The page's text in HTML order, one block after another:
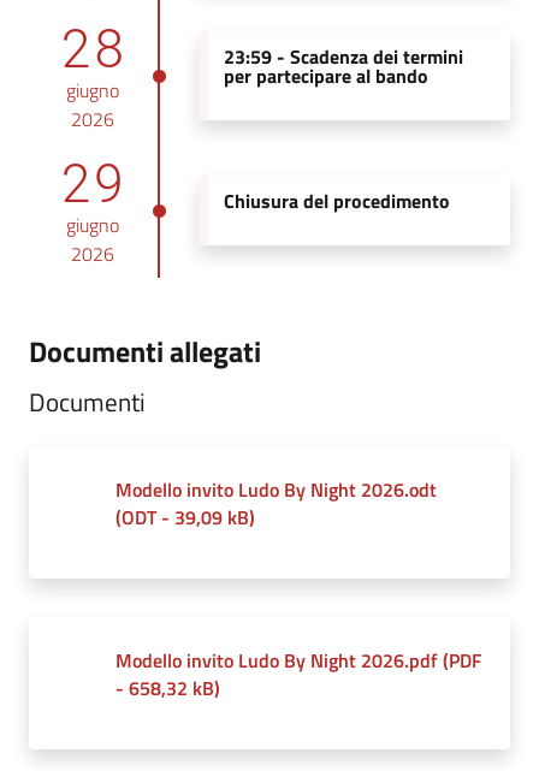
28
giugno
2026
23:59 - Scadenza dei termini
per partecipare al bando
29
giugno
2026
Chiusura del procedimento
Documenti allegati
Documenti
Modello invito Ludo By Night 2026.odt
(ODT- 39,09 kB)
Modello invito Ludo By Night 2026.pdf(PDF
- 658,32 kB)